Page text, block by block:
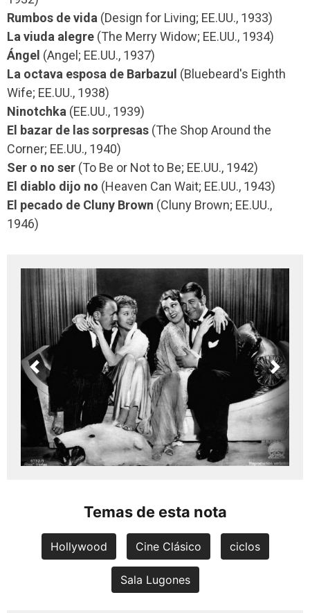
Rumbos de vida (Design for Living; EE.UU., 1933)
La viuda alegre (The Merry Widow; EE.UU., 1934)
Ángel (Angel; EE.UU., 1937)
La octava esposa de Barbazul (Bluebeard's Eighth
Wife; EE.UU., 1938)
Ninotchka (EE.UU., 1939)
El bazar de las sorpresas (The Shop Around the
Corner; EE.UU., 1940)
Ser o no ser (To Be or Not to Be; EE.UU., 1942)
El diablo dijo no (Heaven Can Wait; EE.UU., 1943)
El pecado de Cluny Brown (Cluny Brown; EE.UU.,
1946)
Previous Next
Temas de esta nota
Hollywood Cine Clásico ciclos
Sala Lugones